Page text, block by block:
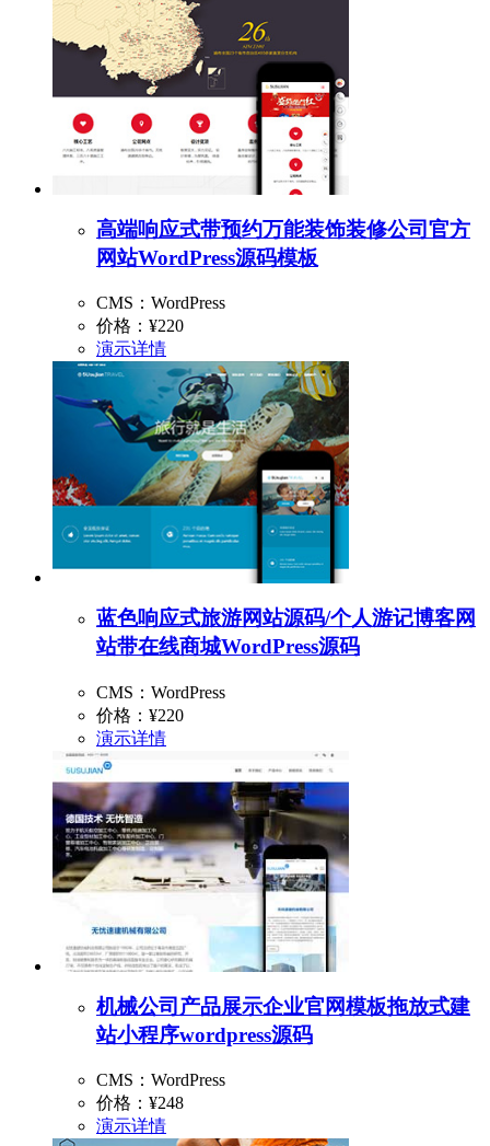
高端响应式带预约万能装饰装修公司官方
网站WordPress源码模板
CMS：WordPress
价格： ¥220
演示详情
蓝色响应式旅游网站源码/个人游记博客网
站带在线商城WordPress源码
CMS：WordPress
价格： ¥220
演示详情
机械公司产品展示企业官网模板拖放式建
站小程序wordpress源码
CMS：WordPress
价格： ¥248
演示详情